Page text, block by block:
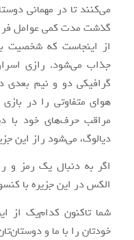
می‌کنند تا در مهمانی
گذشت مدت کمی عوامل
از اینجاست که شخصیت
جذاب می‌شود. رازی
گرافیکی دو و نیم بعدی
هوای متفاوتی را در
مراقب حرف‌های خود با
دیالوگ، می‌شود راز این
اگر به دنبال یک رمز و
الکس در این جزیره با
شما تاکنون کدام‌یک از
خودتان را با ما و